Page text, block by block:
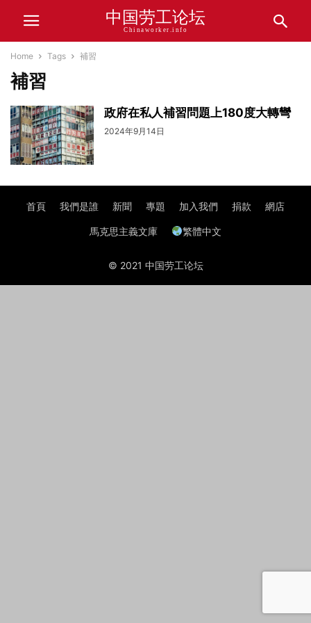
中国劳工论坛
Chinaworker.info
Home Tags 補習
補習
政府在私人補習問題上180度大轉彎
2024年9月14日
首頁 我們是誰 新聞 專題 加入我們 捐款 網店
馬克思主義文庫 繁體中文
© 2021 中国劳工论坛